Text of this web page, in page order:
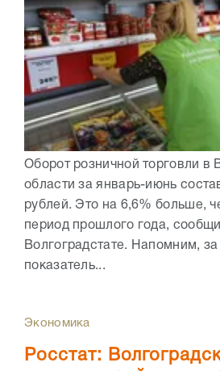
Оборот розничной торговли в
области за январь-июнь
рублей. Это на 6,6% больше,
период прошлого года,
Волгоградстате. Напомним,
показатель...
Экономика
Росстат: